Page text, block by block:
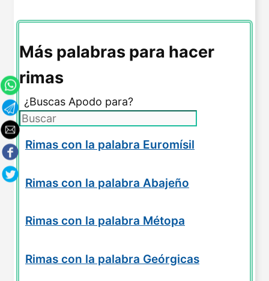
Más palabras para hacer
rimas
¿Buscas Apodo para?
Rimas con la palabra Euromísil
Rimas con la palabra Abajeño
Rimas con la palabra Métopa
Rimas con la palabra Geórgicas